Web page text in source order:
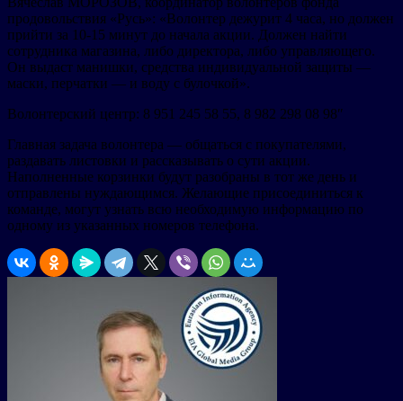
продовольствия «Русь»: «Волонтер дежурит 4 часа, но должен
прийти за 10-15 минут до начала акции. Должен найти
сотрудника магазина, либо директора, либо управляющего.
Он выдаст манишки, средства индивидуальной защиты —
маски, перчатки — и воду с булочкой».
Волонтерский центр: 8 951 245 58 55, 8 982 298 08 98″
Главная задача волонтера — общаться с покупателями,
раздавать листовки и рассказывать о сути акции.
Наполненные корзинки будут разобраны в тот же день и
отправлены нуждающимся. Желающие присоединиться к
команде, могут узнать всю необходимую информацию по
одному из указанных номеров телефона.